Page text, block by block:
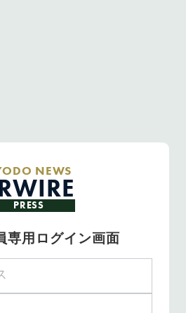
NEWS
PRESS
専用ログイン画面